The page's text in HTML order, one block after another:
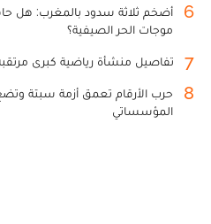
6
أضخم ثلاثة سدود بالمغرب: هل
موجات الحر الصيفية؟
7 تفاصيل منشأة رياضية كبرى مرتقبة
8
حرب الأرقام تعمق أزمة سبتة
المؤسساتي